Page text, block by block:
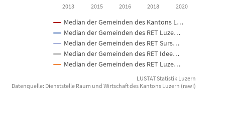
Median der Gemeinden des Kantons L…
Median der Gemeinden des RET Luze…
Median der Gemeinden des RET Surs…
Median der Gemeinden des RET Idee…
Median der Gemeinden des RET Luze…
2013 2015 2016 2018 2020
LUSTAT Statistik Luzern
Datenquelle: Dienststelle Raum und Wirtschaft des Kantons Luzern (rawi)